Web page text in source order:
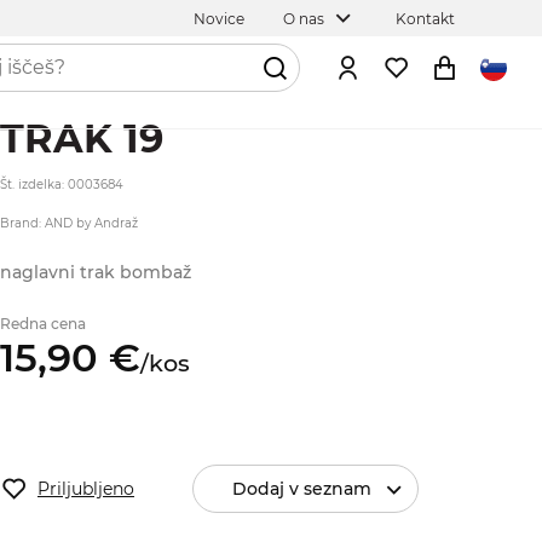
Novice O nas Kontakt
TRAK 19
Št. izdelka: 0003684
Brand: AND by Andraž
naglavni trak bombaž
Redna cena
15,90 €/kos
Priljubljeno Dodaj v seznam